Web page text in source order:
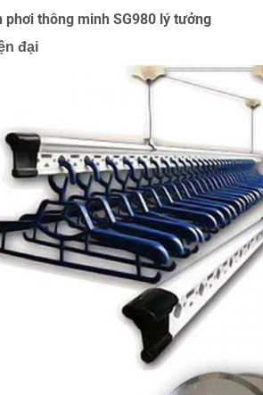
thông minh SG980 lý tưởng
đại